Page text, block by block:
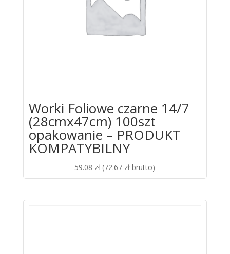
Worki Foliowe czarne 14/7
(28cmx47cm) 100szt
opakowanie – PRODUKT
KOMPATYBILNY
59.08 zł (72.67 zł brutto)